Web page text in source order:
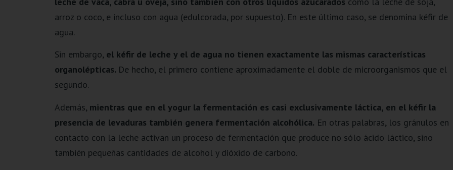
arroz o coco, e incluso con agua (edulcorada, por supuesto). En este último caso, se denomina kéfir de
agua.
Sin embargo, el kéfir de leche y el de agua no tienen exactamente las mismas características
organolépticas. De hecho, el primero contiene aproximadamente el doble de microorganismos que el
segundo.
Además, mientras que en el yogur la fermentación es casi exclusivamente láctica, en el kéfir la
presencia de levaduras también genera fermentación alcohólica. En otras palabras, los gránulos en
contacto con la leche activan un proceso de fermentación que produce no sólo ácido láctico, sino
también pequeñas cantidades de alcohol y dióxido de carbono.